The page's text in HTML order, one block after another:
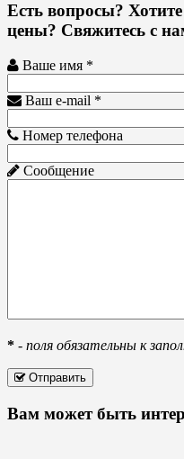
Есть вопросы? Хотите
цены? Свяжитесь с
Ваше имя *
Ваш e-mail *
Номер телефона
Сообщение
* - поля обязательны к
Отправить
Вам может быть